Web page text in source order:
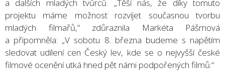
a dalších mladých tvůrců. „Těší nás, že díky tomuto
projektu máme možnost rozvíjet současnou tvorbu
mladých filmařů,“ zdůraznila Markéta Pášmová
a připomněla: „V sobotu 8. března budeme s napětím
sledovat udílení cen Český lev, kde se o nejvyšší české
filmové ocenění utká hned pět námi podpořených filmů.“